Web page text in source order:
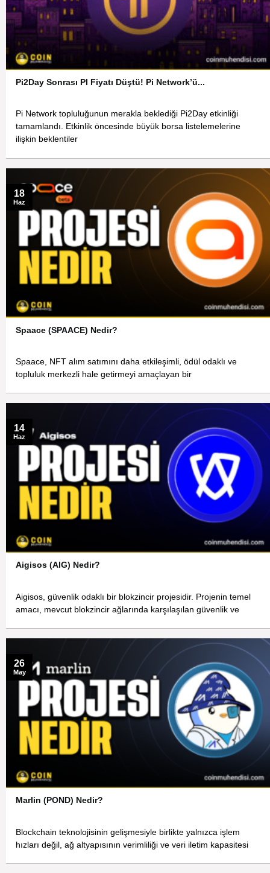
Pi2Day Sonrası PI Fiyatı Düştü! Pi Network’ü...
Pi Network topluluğunun merakla beklediği Pi2Day etkinliği
tamamlandı. Etkinlik öncesinde büyük borsa listelemelerine
ilişkin beklentiler
Spaace (SPAACE) Nedir?
Spaace, NFT alım satımını daha etkileşimli, ödül odaklı ve
topluluk merkezli hale getirmeyi amaçlayan bir
18
Haz
Aigisos (AIG) Nedir?
Aigisos, güvenlik odaklı bir blokzincir projesidir. Projenin temel
amacı, mevcut blokzincir ağlarında karşılaşılan güvenlik ve
14
Haz
Marlin (POND) Nedir?
Blockchain teknolojisinin gelişmesiyle birlikte yalnızca işlem
hızları değil, ağ altyapısının verimliliği ve veri iletim kapasitesi
26
May